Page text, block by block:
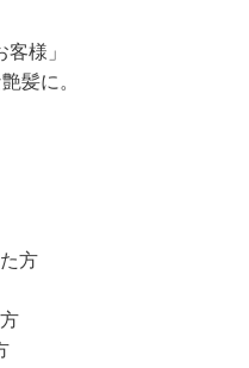
様」
髪に。
方